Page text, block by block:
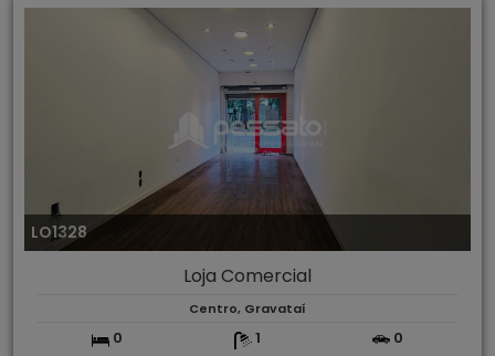
LO1328
Loja Comercial
Centro, Gravataí
0 1 0